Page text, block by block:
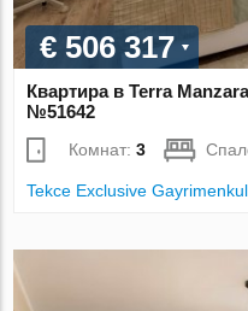
€ 506 317
Квартира в Terra
№51642
Комнат:3
Tekce Exclusive